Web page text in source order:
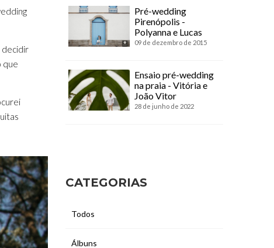
decidir
que
Pré-wedding
Pirenópolis -
Polyanna e Lucas
09 de dezembro de 2015
Ensaio pré-wedding
na praia - Vitória e
João Vitor
28 de junho de 2022
CATEGORIAS
Todos
Álbuns